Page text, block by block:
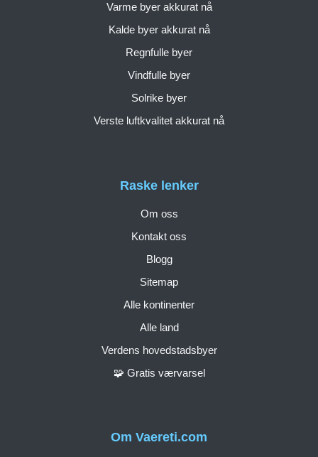
Om Vaereti.com
Raske lenker
Om oss
Kontakt oss
Blogg
Sitemap
Alle kontinenter
Alle land
Verdens hovedstadsbyer
🧩 Gratis værvarsel
Varme byer akkurat nå
Kalde byer akkurat nå
Regnfulle byer
Vindfulle byer
Solrike byer
Verste luftkvalitet akkurat nå